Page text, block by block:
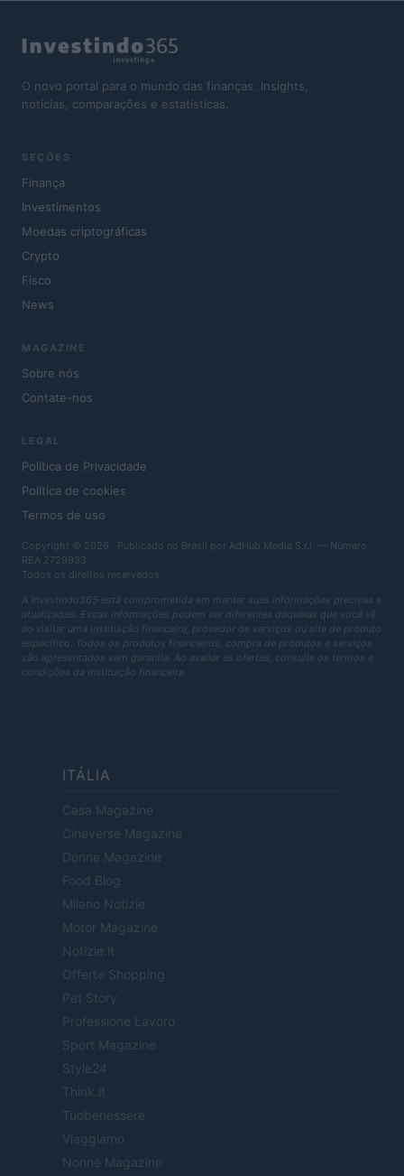
O novo portal para o mundo das finanças. Insights,
notícias, comparações e estatísticas.
SEÇÕES
Finança
Investimentos
Moedas criptográficas
Crypto
Fisco
News
MAGAZINE
Sobre nós
Contate-nos
LEGAL
Política de Privacidade
Política de cookies
Termos de uso
Copyright © 2026 · Publicado no Brasil por AdHub Media S.r.l. — Número
REA 2729933
Todos os direitos reservados
A Investindo365 está comprometida em manter suas informações precisas e
atualizadas. Essas informações podem ser diferentes daquelas que você vê
ao visitar uma instituição financeira, provedor de serviços ou site de produto
específico. Todos os produtos financeiros, compra de produtos e serviços
são apresentados sem garantia. Ao avaliar as ofertas, consulte os termos e
condições da instituição financeira.
ITÁLIA
Casa Magazine
Cineverse Magazine
Donne Magazine
Food Blog
Milano Notizie
Motor Magazine
Notizie.it
Offerte Shopping
Pet Story
Professione Lavoro
Sport Magazine
Style24
Think.it
Tuobenessere
Viaggiamo
Nonne Magazine